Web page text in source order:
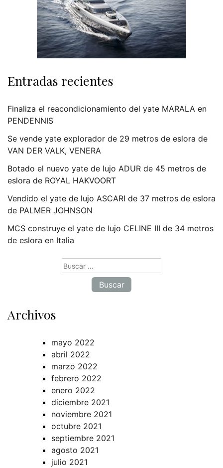
Entradas recientes
Finaliza el reacondicionamiento del yate MARALA en
PENDENNIS
Se vende yate explorador de 29 metros de eslora de
VAN DER VALK, VENERA
Botado el nuevo yate de lujo ADUR de 45 metros de
eslora de ROYAL HAKVOORT
Vendido el yate de lujo ASCARI de 37 metros de eslora
de PALMER JOHNSON
MCS construye el yate de lujo CELINE III de 34 metros
de eslora en Italia
Archivos
mayo 2022
abril 2022
marzo 2022
febrero 2022
enero 2022
diciembre 2021
noviembre 2021
octubre 2021
septiembre 2021
agosto 2021
julio 2021